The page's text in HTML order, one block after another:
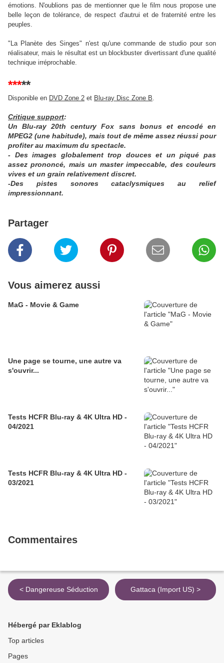
émotions. N'oublions pas de mentionner que le film nous propose une
belle leçon de tolérance, de respect d'autrui et de fraternité entre les
peuples.
"La Planète des Singes" n'est qu'une commande de studio pour son
réalisateur, mais le résultat est un blockbuster divertissant d'une qualité
technique irréprochable.
*****
Disponible en DVD Zone 2 et Blu-ray Disc Zone B.
Critique support:
Un Blu-ray 20th century Fox sans bonus et encodé en
MPEG2 (une habitude), mais tout de même assez réussi pour
profiter au maximum du spectacle.
- Des images globalement trop douces et un piqué pas
assez prononcé, mais un master impeccable, des couleurs
vives et un grain relativement discret.
-Des pistes sonores cataclysmiques au relief
impressionnant.
Partager
Vous aimerez aussi
MaG - Movie & Game
Une page se tourne, une autre va
s'ouvrir...
Tests HCFR Blu-ray & 4K Ultra HD -
04/2021
Tests HCFR Blu-ray & 4K Ultra HD -
03/2021
Commentaires
< Dangereuse Séduction Gattaca (Import US) >
Hébergé par Eklablog
Top articles
Pages